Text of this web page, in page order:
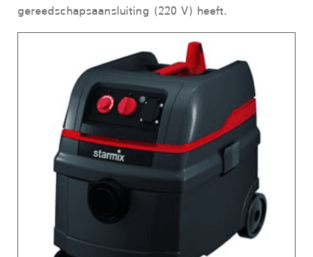
gereedschapsaansluiting (220 V) heeft.